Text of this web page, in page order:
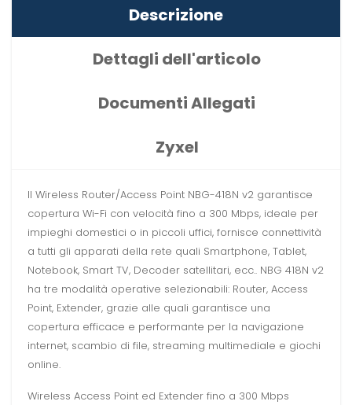
Descrizione
Dettagli dell'articolo
Documenti Allegati
Zyxel
Il Wireless Router/Access Point NBG-418N v2 garantisce
copertura Wi-Fi con velocità fino a 300 Mbps, ideale per
impieghi domestici o in piccoli uffici, fornisce connettività
a tutti gli apparati della rete quali Smartphone, Tablet,
Notebook, Smart TV, Decoder satellitari, ecc.. NBG 418N v2
ha tre modalità operative selezionabili: Router, Access
Point, Extender, grazie alle quali garantisce una
copertura efficace e performante per la navigazione
internet, scambio di file, streaming multimediale e giochi
online.
Wireless Access Point ed Extender fino a 300 Mbps